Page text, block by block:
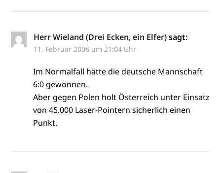
Herr Wieland (Drei Ecken, ein Elfer) sagt:
11. Februar 2008 um 21:04 Uhr
Im Normalfall hätte die deutsche Mannschaft
6:0 gewonnen.
Aber gegen Polen holt Österreich unter Einsatz
von 45.000 Laser-Pointern sicherlich einen
Punkt.